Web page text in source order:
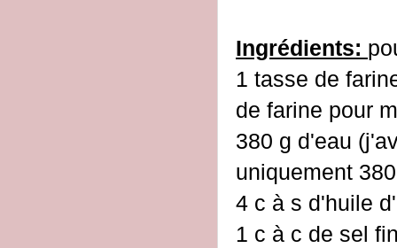
Ingrédients:
1 tasse de
de farine pour
380 g d'eau
uniquement
4 c à s d'huile
1 c à c de sel